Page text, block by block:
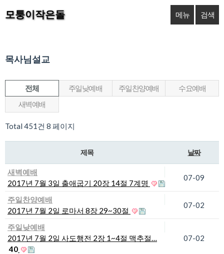
모퉁이작은돌 메뉴 검색
목사님설교
전체 주일낮예배 주일찬양예배
수요예배
새벽예배
Total 451건 8 페이지
제목 날짜
새벽예배
2017년 7월 3일 출애굽기 20장 14절 7계명
07-09
주일찬양예배
2017년 7월 2일 로마서 8장 29~30절
07-02
주일낮예배
2017년 7월 2일 사도행전 2장 1~4절 맥추절…
40
07-02